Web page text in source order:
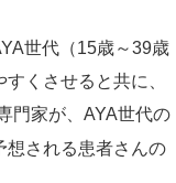
世代（15歳～39歳
くさせると共に、
門家が、AYA世代の
想される患者さんの